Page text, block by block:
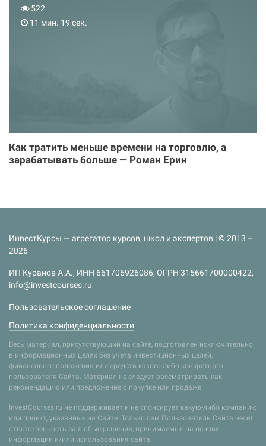
522
11 мин. 19 сек.
Как тратить меньше времени на торговлю, а
зарабатывать больше — Роман Ерин
ИнвестКурсы — агрегатор курсов, школ и экспертов | © 2013 –
2026
ИП Куранов А.А., ИНН 661706926086, ОГРН 315661700000422,
info@investcourses.ru
Пользовательское соглашение
Политика конфиденциальности
Весь материал, присутствующий на сайте, подготовлен исключительно
в информационных целях без учета инвестиционных целей,
финансового положения или средств какого-либо конкретного
пользователя Сайта. Материал не следует рассматривать как
рекомендацию или предложение о покупке или продаже.
InvestCourses.ru не поддерживает и не спонсирует какую-либо компанию
или проект, указанные на Сайте. Только сам Пользователь Сайта несет
ответственность за любые решения, принимаемые на основе
информации и/или использования сайта.